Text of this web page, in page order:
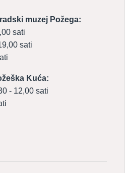
muzej Požega:
sati
sati
Kuća:
- 12,00 sati